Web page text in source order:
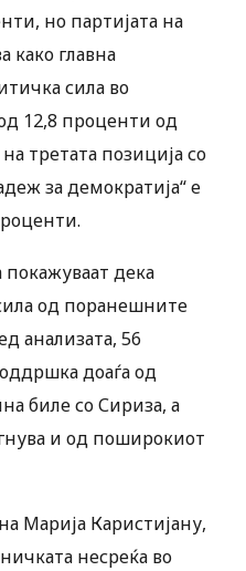
но партијата на
како главна
сила во
12,8 проценти од
третата позиција со
за демократија“ е
дека
од поранешните
анализата, 56
доаѓа од
биле со Сириза, а
и од поширокиот
Марија Каристијану,
несреќа во